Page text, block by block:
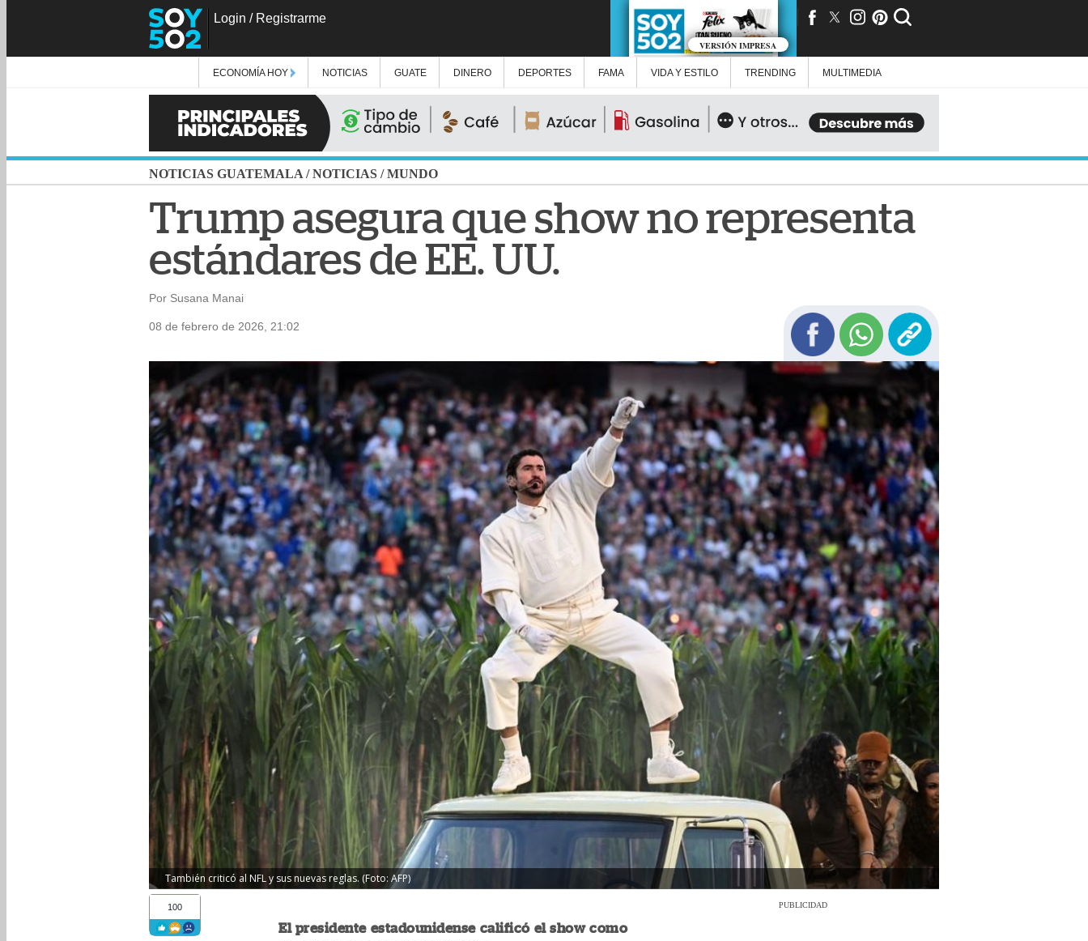
Login / Registrarme
VERSIÓN IMPRESA
ECONOMÍA HOY NOTICIAS GUATE DINERO DEPORTES FAMA VIDA Y ESTILO TRENDING MULTIMEDIA
NOTICIAS GUATEMALA /NOTICIAS /MUNDO
Trump asegura que show no representa
estándares de EE. UU.
Por Susana Manai
08 de febrero de 2026, 21:02
También criticó al NFL y sus nuevas reglas. (Foto: AFP)
100
El presidente estadounidense calificó el show como
PUBLICIDAD